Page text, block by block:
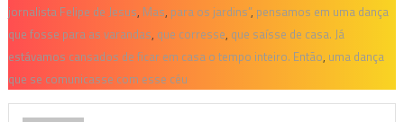
jornalista Felipe de Jesus, Mas, para os jardins”, pensamos em uma dança
que fosse para as varandas, que corresse, que saísse de casa. Já
estávamos cansados de ficar em casa o tempo inteiro. Então, uma dança
que se comunicasse com esse céu